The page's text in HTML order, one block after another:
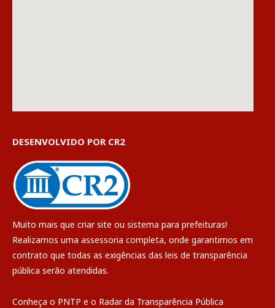
DESENVOLVIDO POR CR2
Muito mais que criar site ou sistema para prefeituras!
Realizamos uma assessoria completa, onde garantimos em
contrato que todas as exigências das leis de transparência
pública serão atendidas.
Conheça o PNTP e o Radar da Transparência Pública